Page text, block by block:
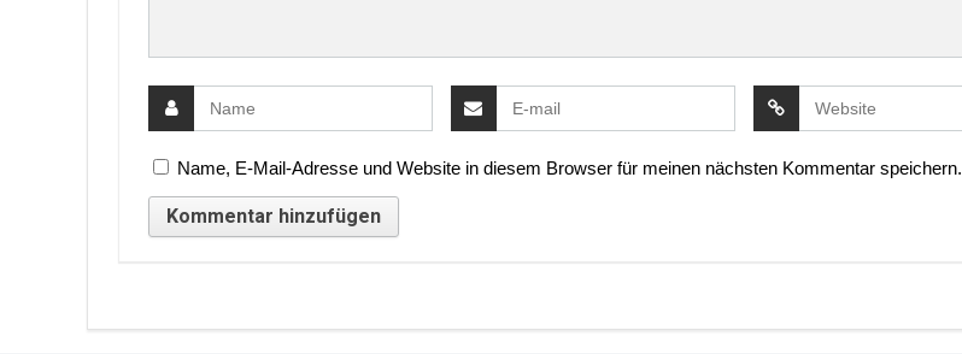
Name, E-Mail-Adresse und Website in diesem Browser für meinen nächsten Kommentar speichern.